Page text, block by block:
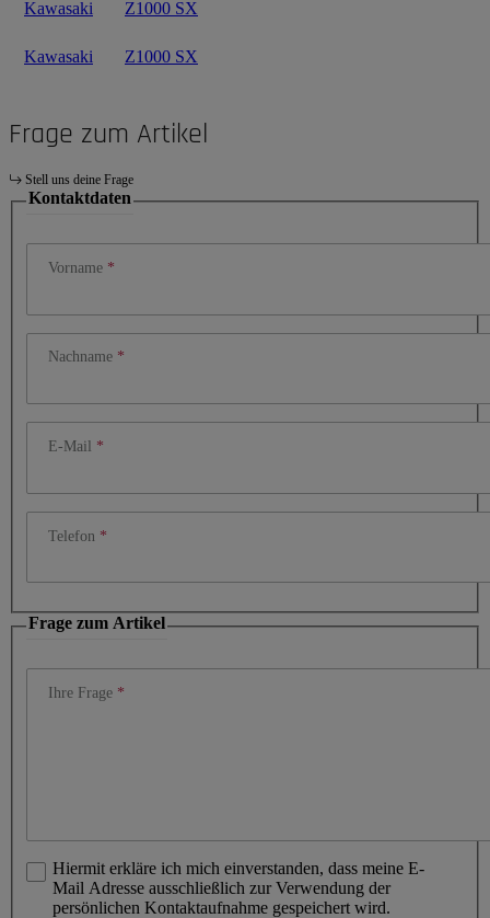
Kawasaki Z1000 SX
Kawasaki Z1000 SX
Frage zum Artikel
Stell uns deine Frage
Kontaktdaten
Vorname
Nachname
E-Mail
Telefon
Frage zum Artikel
Ihre Frage
Hiermit erkläre ich mich einverstanden, dass meine E-
Mail Adresse ausschließlich zur Verwendung der
persönlichen Kontaktaufnahme gespeichert wird.